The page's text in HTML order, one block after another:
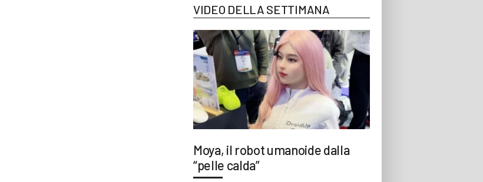
VIDEO DELLA SETTIMANA
Moya, il robot umanoide dalla
“pelle calda”